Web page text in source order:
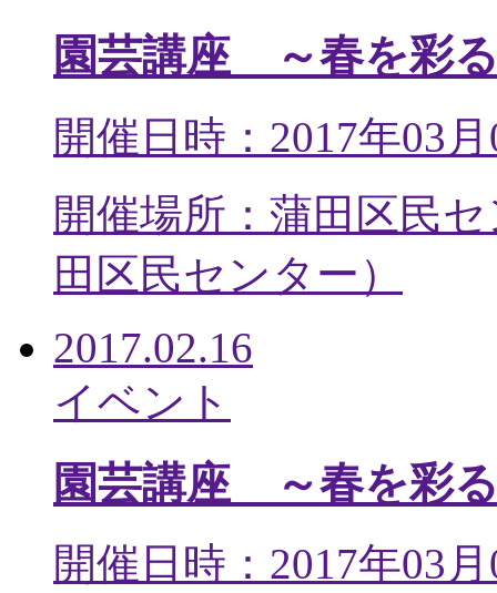
園芸講座 ～春を彩
開催日時：2017年03
開催場所：蒲田区民
田区民センター ）
2017.02.16
イベント
園芸講座 ～春を彩
開催日時：2017年03